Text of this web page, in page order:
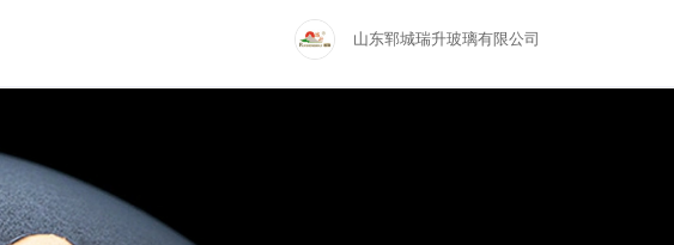
山东郓城瑞升玻璃有限公司